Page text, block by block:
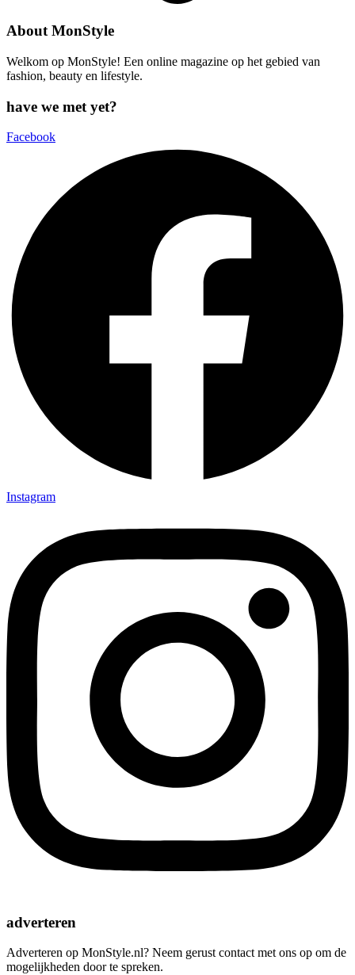
About MonStyle
Welkom op MonStyle! Een online magazine op het gebied van
fashion, beauty en lifestyle.
have we met yet?
Facebook
Instagram
adverteren
Adverteren op MonStyle.nl? Neem gerust contact met ons op om de
mogelijkheden door te spreken.